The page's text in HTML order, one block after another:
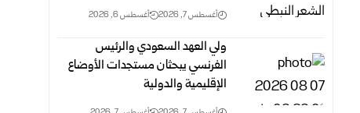
أغسطس 7, 2026 أغسطس 6, 2026
ولي العهد السعودي والرئيس
الفرنسي يبحثان مستجدات الأوضاع
الإقليمية والدولية